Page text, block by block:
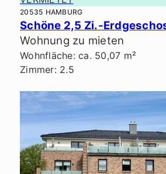
20535 HAMBURG
Wohnung zu mieten
Wohnfläche: ca. 50,07 m²
Zimmer: 2.5